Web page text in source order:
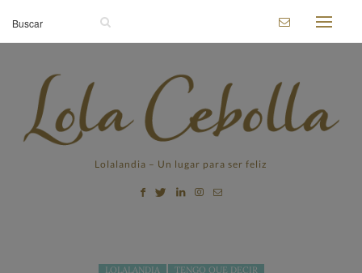
Lolalandia – Un lugar para ser feliz
LOLALANDIA TENGO QUE DECIR